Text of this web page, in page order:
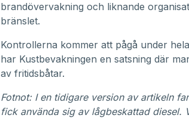
brandövervakning och liknande
bränslet.
Kontrollerna kommer att pågå under
har Kustbevakningen en satsning där
av fritidsbåtar.
Fotnot: I en tidigare version av artikeln
fick använda sig av lågbeskattad diesel.